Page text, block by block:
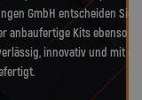
GmbH entscheiden Sie
anbaufertige Kits ebenso
innovativ und mit